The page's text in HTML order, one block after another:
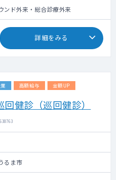
ンド外来・総合診療外来
詳細をみる
高額給与 金額UP
健診（巡回健診）
るま市